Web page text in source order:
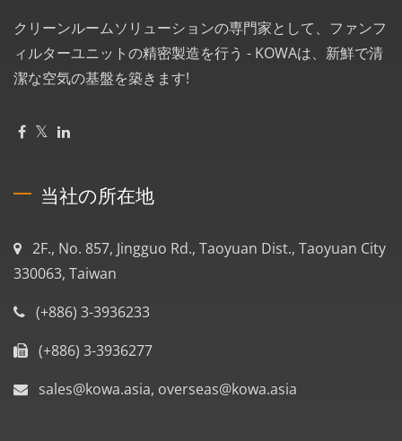
クリーンルームソリューションの専門家として、ファンフ
ィルターユニットの精密製造を行う - KOWAは、新鮮で清
潔な空気の基盤を築きます!
当社の所在地
2F., No. 857, Jingguo Rd., Taoyuan Dist., Taoyuan City
330063, Taiwan
(+886) 3-3936233
(+886) 3-3936277
sales@kowa.asia, overseas@kowa.asia